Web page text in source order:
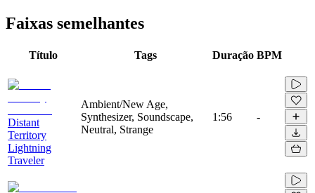
Faixas semelhantes
Título Tags Duração BPM
Distant
Territory
Lightning
Traveler
Ambient/New Age,
Synthesizer, Soundscape,
Neutral, Strange
1:56 -